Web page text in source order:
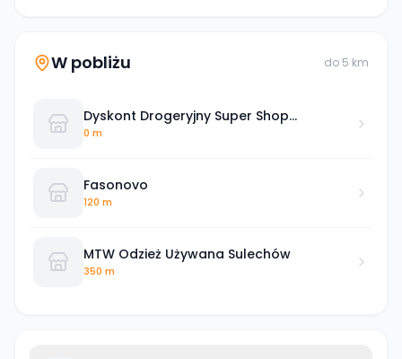
W pobliżu do 5 km
Dyskont Drogeryjny Super Shop
Sulechów
0 m
Fasonovo
120 m
MTW Odzież Używana Sulechów
350 m